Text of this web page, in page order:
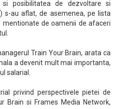
posibilitatea de dezvoltare si
s-au aflat, de asemenea, pe lista
de oamenii de afaceri
Train Your Brain, arata ca
a devenit mult mai importanta,
salarial.
privind perspectivele pietei de
Brain si Frames Media Network,